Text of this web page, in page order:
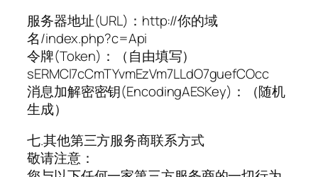
服务器地址(URL)：http://你的域
名/index.php?c=Api
令牌(Token)：（自由填写）
sERMCl7cCmTYvmEzVm7LLdO7guefCOcc
消息加解密密钥(EncodingAESKey)：（随机
生成）
七.其他第三方服务商联系方式
敬请注意：